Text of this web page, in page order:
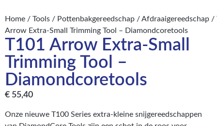
Home / Tools / Pottenbakgereedschap /Afdraaigereedschap /
Arrow Extra-Small Trimming Tool – Diamondcoretools
T101 Arrow Extra-Small
Trimming Tool –
Diamondcoretools
€ 55,40
Onze nieuwe T100 Series extra-kleine snijgereedschappen